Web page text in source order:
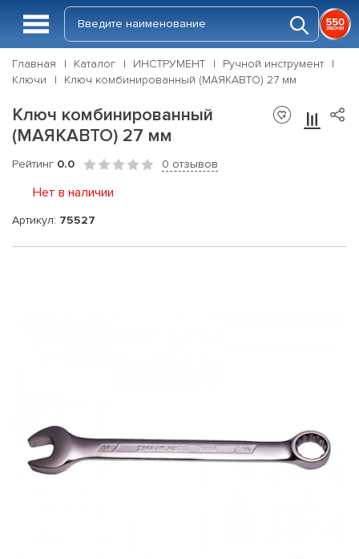
Главная Каталог ИНСТРУМЕНТ
Ручной инструмент
Ключи
Ключ комбинированный (МАЯКАВТО) 27 мм
Ключ комбинированный
(МАЯКАВТО) 27 мм
Рейтинг 0.0 0 отзывов
Нет в наличии
Артикул: 75527